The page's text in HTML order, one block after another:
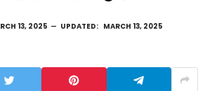
13, 2025 UPDATED: MARCH 13, 2025